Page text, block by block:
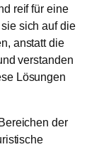
reif für eine
sich auf die
anstatt die
verstanden
Lösungen
der